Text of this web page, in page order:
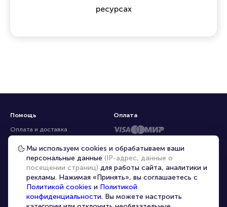
ресурсах
Помощь
Оплата и доставка
Частые вопросы
Перепродажа билетов
Организаторам
Корпоративным клиентам
VIP-билеты
Оплата
Мы используем cookies и обрабатываем ваши
персональные данные (IP-адрес, данные о
посещении страниц) для работы сайта, аналитики и
рекламы. Нажимая «Принять», вы соглашаетесь с
Политикой cookies и Политикой
конфиденциальности. Вы можете настроить